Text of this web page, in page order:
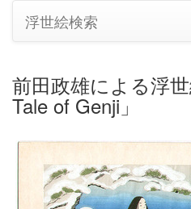
浮世絵検索
前田政雄による浮
Tale of Genji」